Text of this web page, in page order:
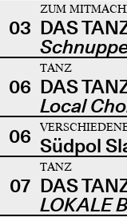
03
ZUM
DAS
06
TANZ
DAS
Local
06 Südpol
07
TANZ
DAS
LOKALE